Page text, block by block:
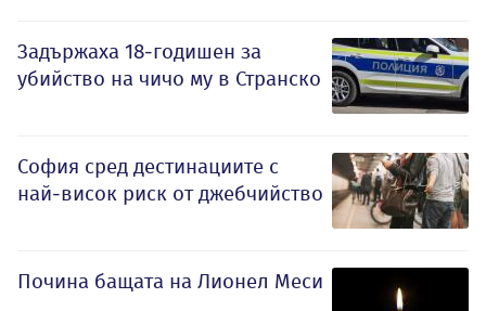
Задържаха 18-годишен за
убийство на чичо му в Странско
София сред дестинациите с
най-висок риск от джебчийство
Почина бащата на Лионел Меси